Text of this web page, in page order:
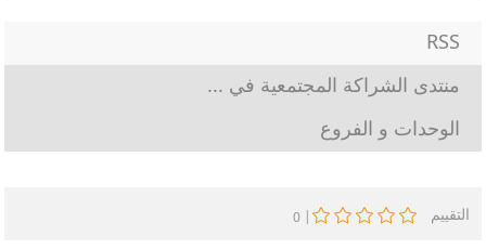
الوحدات و الفروع
منتدى الشراكة المجتمعية في ...
RSS
التقييم |
0